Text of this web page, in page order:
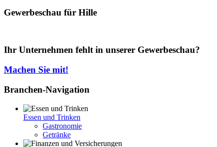
Gewerbeschau für Hille
Ihr Unternehmen fehlt in unserer Gewerbeschau?
Machen Sie mit!
Branchen-Navigation
Essen und Trinken
Gastronomie
Getränke